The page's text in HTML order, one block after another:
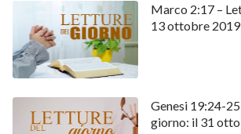
Marco 2:17 –
13 ottobre 2019
Genesi 19:24-
giorno: il 31